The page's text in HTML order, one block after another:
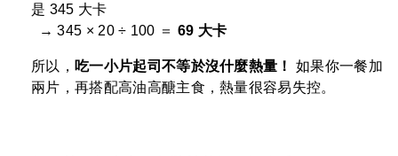
是 345 大卡
→ 345 × 20 ÷ 100 ＝ 69 大卡
所以， 吃一小片起司不等於沒什麼熱量！
如果你一餐加
兩片，再搭配高油高醣主食，熱量很容易失控。